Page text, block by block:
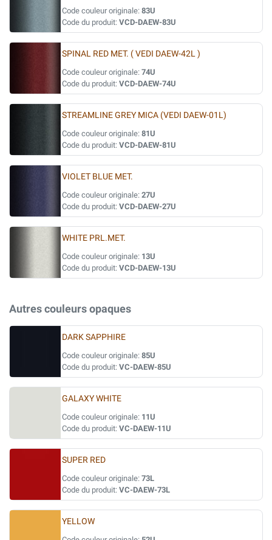
Code couleur originale: 83U
Code du produit: VCD-DAEW-83U
SPINAL RED MET. ( VEDI DAEW-42L )
Code couleur originale: 74U
Code du produit: VCD-DAEW-74U
STREAMLINE GREY MICA (VEDI DAEW-01L)
Code couleur originale: 81U
Code du produit: VCD-DAEW-81U
VIOLET BLUE MET.
Code couleur originale: 27U
Code du produit: VCD-DAEW-27U
WHITE PRL.MET.
Code couleur originale: 13U
Code du produit: VCD-DAEW-13U
Autres couleurs opaques
DARK SAPPHIRE
Code couleur originale: 85U
Code du produit: VC-DAEW-85U
GALAXY WHITE
Code couleur originale: 11U
Code du produit: VC-DAEW-11U
SUPER RED
Code couleur originale: 73L
Code du produit: VC-DAEW-73L
YELLOW